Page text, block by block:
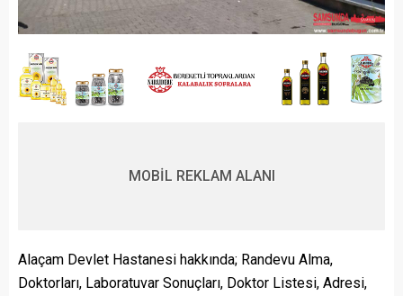
MOBİL REKLAM ALANI
Alaçam Devlet Hastanesi hakkında; Randevu Alma,
Doktorları, Laboratuvar Sonuçları, Doktor Listesi, Adresi,